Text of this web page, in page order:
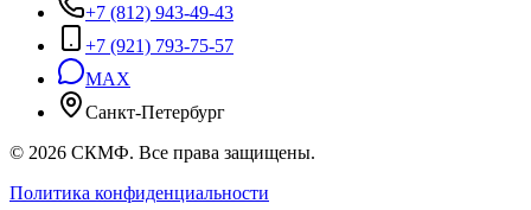
+7 (812) 943-49-43
+7 (921) 793-75-57
MAX
Санкт-Петербург
© 2026 СКМФ. Все права защищены.
Политика конфиденциальности